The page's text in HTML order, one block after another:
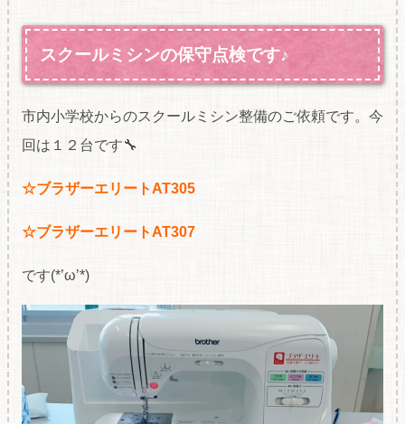
スクールミシンの保守点検です♪
市内小学校からのスクールミシン整備のご依頼です。今
回は１２台です🔧
☆ブラザーエリートAT305
☆ブラザーエリートAT307
です(*’ω’*)